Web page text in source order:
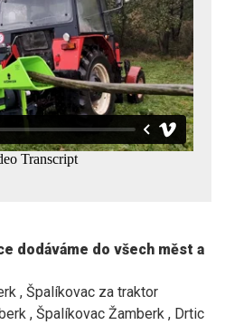
dodáváme do všech měst a
, Špalíkovac za traktor
, Špalíkovac Žamberk , Drtic